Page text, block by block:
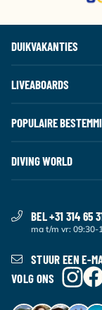
DUIKVAKANTIES
LIVEABOARDS
POPULAIRE
DIVING WORLD
BEL +31 314 65
ma t/m vr: 09:30-
STUUR EEN E-
VOLG ONS